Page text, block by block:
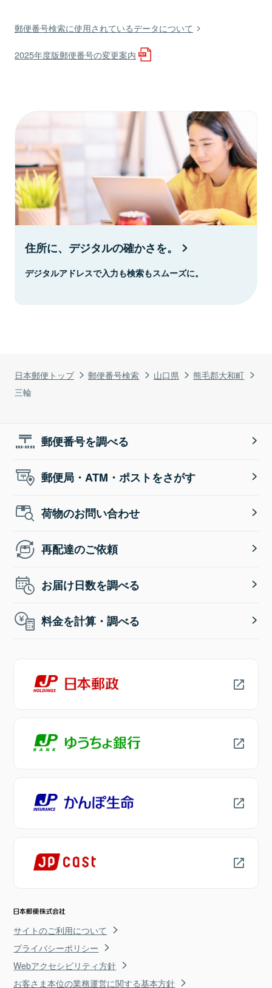
日本郵便トップ 郵便番号検索 山口県
熊毛郡大和町
三輪
郵便番号検索に使用されているデータについて
2025年度版郵便番号の変更案内
住所に、デジタルの確かさを。
デジタルアドレスで入力も検索もスムーズに。
郵便番号を調べる
郵便局・ATM・ポストをさがす
荷物のお問い合わせ
再配達のご依頼
お届け日数を調べる
料金を計算・調べる
サイトのご利用について
プライバシーポリシー
Webアクセシビリティ方針
お客さま本位の業務運営に関する基本方針